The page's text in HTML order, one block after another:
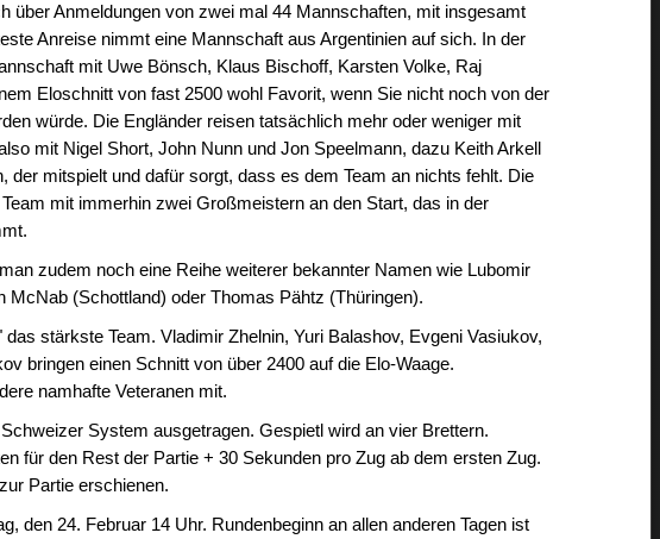
über Anmeldungen von zwei mal 44 Mannschaften, mit insgesamt
Anreise nimmt eine Mannschaft aus Argentinien auf sich. In der
mit Uwe Bönsch, Klaus Bischoff, Karsten Volke, Raj
Eloschnitt von fast 2500 wohl Favorit, wenn Sie nicht noch von der
würde. Die Engländer reisen tatsächlich mehr oder weniger mit
mit Nigel Short, John Nunn und Jon Speelmann, dazu Keith Arkell
der mitspielt und dafür sorgt, dass es dem Team an nichts fehlt. Die
mit immerhin zwei Großmeistern an den Start, das in der
zudem noch eine Reihe weiterer bekannter Namen wie Lubomir
McNab (Schottland) oder Thomas Pähtz (Thüringen).
stärkste Team. Vladimir Zhelnin, Yuri Balashov, Evgeni Vasiukov,
bringen einen Schnitt von über 2400 auf die Elo-Waage.
namhafte Veteranen mit.
System ausgetragen. Gespietl wird an vier Brettern.
für den Rest der Partie + 30 Sekunden pro Zug ab dem ersten Zug.
Partie erschienen.
den 24. Februar 14 Uhr. Rundenbeginn an allen anderen Tagen ist